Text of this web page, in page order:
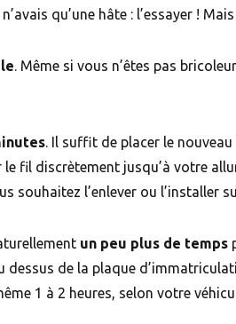
qu’une hâte : l’essayer !
. Même si vous n’êtes pas
. Il suffit de placer le
le fil discrètement jusqu’à votre
souhaitez l’enlever ou l’installer
un peu plus de temps
de la plaque
1 à 2 heures, selon votre